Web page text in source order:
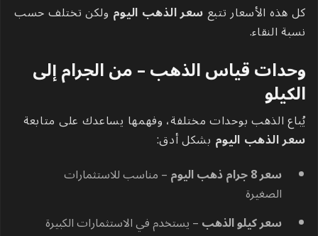
كل هذه الأسعار تتبعسعر الذهب اليوم ولكن تختلف حسب
نسبة النقاء.
وحدات قياس الذهب – من الجرام إلى
الكيلو
يُباع الذهب بوحدات مختلفة، وفهمها يساعدك على متابعة
سعر الذهب اليوم بشكل أدق:
سعر 8 جرام ذهب اليوم
– مناسب للاستثمارات
الصغيرة
سعر كيلو الذهب– يستخدم في الاستثمارات الكبيرة